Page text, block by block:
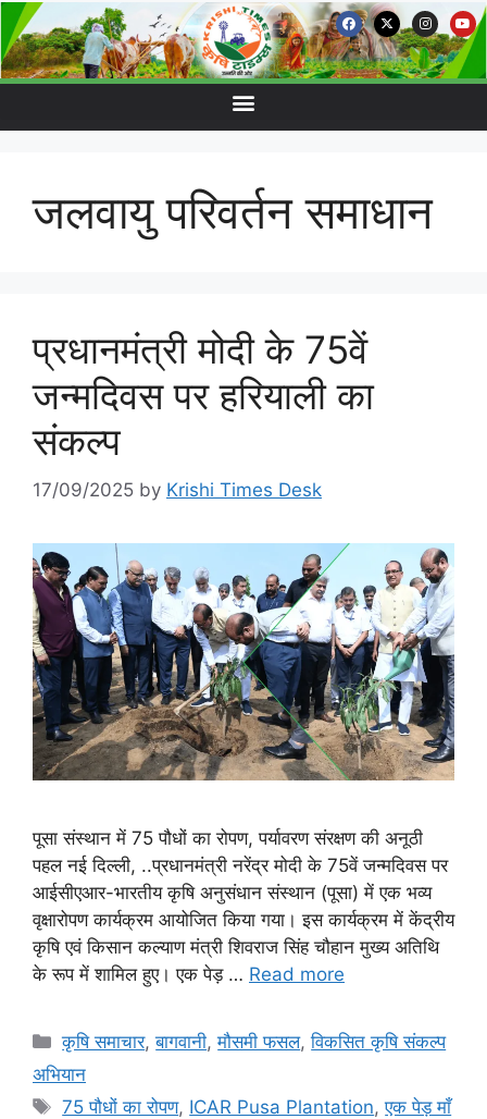
जलवायु परिवर्तन समाधान
प्रधानमंत्री मोदी के 75वें
जन्मदिवस पर हरियाली का
संकल्प
17/09/2025 by Krishi Times Desk
पूसा संस्थान में 75 पौधों का रोपण, पर्यावरण संरक्षण की अनूठी
पहल नई दिल्ली, ..प्रधानमंत्री नरेंद्र मोदी के 75वें जन्मदिवस पर
आईसीएआर-भारतीय कृषि अनुसंधान संस्थान (पूसा) में एक भव्य
वृक्षारोपण कार्यक्रम आयोजित किया गया। इस कार्यक्रम में केंद्रीय
कृषि एवं किसान कल्याण मंत्री शिवराज सिंह चौहान मुख्य अतिथि
के रूप में शामिल हुए। एक पेड़ … Read more
कृषि समाचार,बागवानी,मौसमी फसल,विकसित कृषि संकल्प
अभियान
75 पौधों का रोपण, ICAR Pusa Plantation,एक पेड़ माँ